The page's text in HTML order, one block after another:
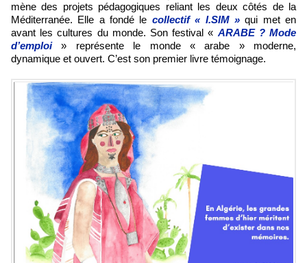
mène des projets pédagogiques reliant les deux côtés de la
Méditerranée. Elle a fondé le collectif « I.SIM »qui met en
avant les cultures du monde. Son festival « ARABE ? Mode
d’emploi» représente le monde « arabe » moderne,
dynamique et ouvert. C’est son premier livre témoignage.